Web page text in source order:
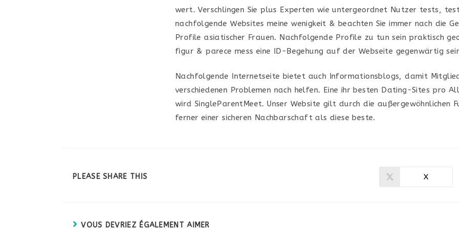
wert. Verschlingen Sie plus Experten wie untergeordnet Nutzer tests,
nachfolgende Websites meine wenigkeit & beachten Sie immer nach die
Profile asiatischer Frauen. Nachfolgende Profile zu tun sein praktisch
figur & parece mess eine ID-Begehung auf der Webseite gegenwärtig
Nachfolgende Internetseite bietet auch Informationsblogs, damit
verschiedenen Problemen nach helfen. Eine ihr besten Dating-Sites pro
wird SingleParentMeet. Unser Website gilt durch die außergewöhnlichen
ferner einer sicheren Nachbarschaft als diese beste.
PLEASE SHARE THIS
Ouvrir
X
VOUS DEVRIEZ ÉGALEMENT AIMER